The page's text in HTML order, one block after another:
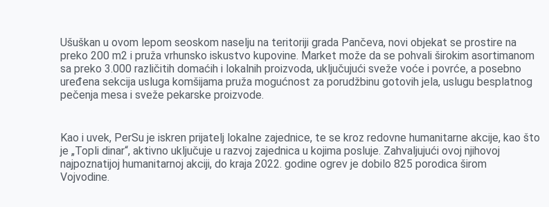
Ušuškan u ovom lepom seoskom naselju na teritoriji grada Pančeva, novi objekat se prostire na
preko 200 m2 i pruža vrhunsko iskustvo kupovine. Market može da se pohvali širokim asortimanom
sa preko 3.000 različitih domaćih i lokalnih proizvoda, uključujući sveže voće i povrće, a posebno
uređena sekcija usluga komšijama pruža mogućnost za porudžbinu gotovih jela, uslugu besplatnog
pečenja mesa i sveže pekarske proizvode.
Kao i uvek, PerSu je iskren prijatelj lokalne zajednice, te se kroz redovne humanitarne akcije, kao što
je „Topli dinar“, aktivno uključuje u razvoj zajednica u kojima posluje. Zahvaljujući ovoj njihovoj
najpoznatijoj humanitarnoj akciji, do kraja 2022. godine ogrev je dobilo 825 porodica širom
Vojvodine.